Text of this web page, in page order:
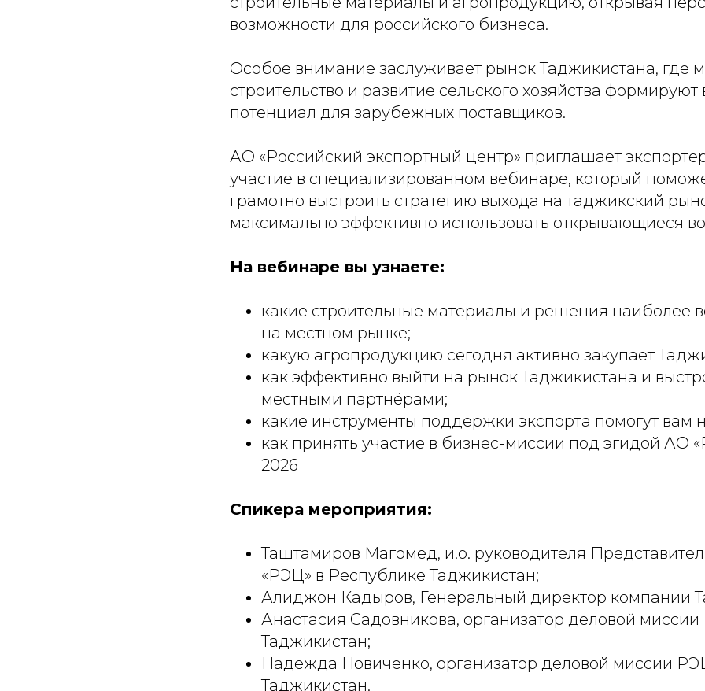
возможности для российского бизнеса.
Особое внимание заслуживает рынок Таджикистана, где
строительство и развитие сельского хозяйства
потенциал для зарубежных поставщиков.
АО «Российский экспортный центр» приглашает
участие в специализированном вебинаре, который
грамотно выстроить стратегию выхода на таджикский
максимально эффективно использовать открывающиеся
На вебинаре вы узнаете:
какие строительные материалы и решения наиболее
на местном рынке;
какую агропродукцию сегодня активно закупает
как эффективно выйти на рынок Таджикистана и
местными партнёрами;
какие инструменты поддержки экспорта помогут вам
как принять участие в бизнес-миссии под эгидой АО
2026
Спикера мероприятия:
Таштамиров Магомед, и.о. руководителя
«РЭЦ» в Республике Таджикистан;
Алиджон Кадыров, Генеральный директор компании
Анастасия Садовникова, организатор деловой
Таджикистан;
Надежда Новиченко, организатор деловой миссии
Таджикистан.